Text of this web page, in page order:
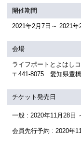
サービス
座席表
プラットニュース
サイトマップ
開催期間
2021年2月7日～ 2021年
会場
ライフポートとよはし
〒441-8075 愛知県豊
チケット発売日
一般 : 2020年11月28日
会員先行予約 : 2020年